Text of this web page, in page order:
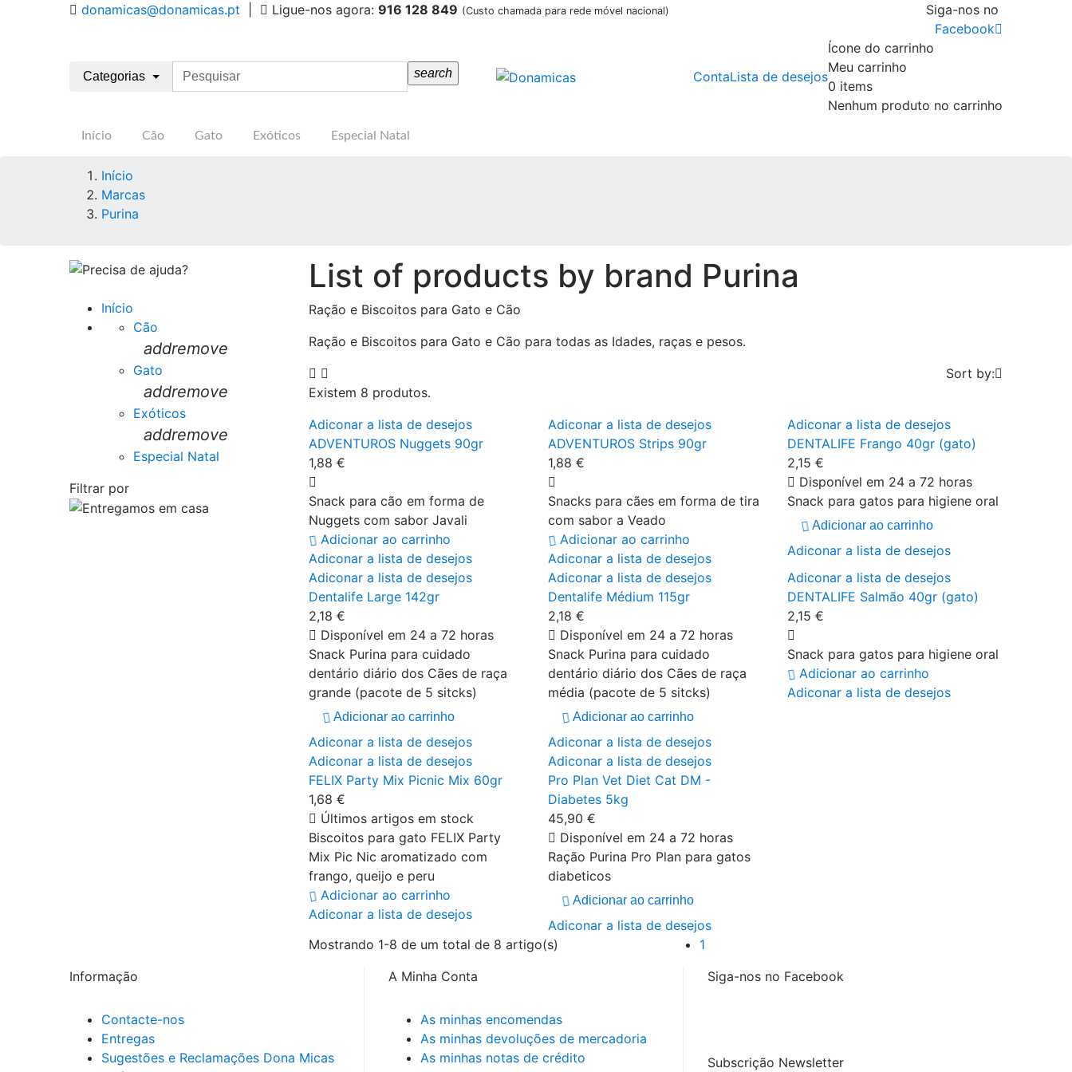
donamicas@donamicas.pt Ligue-nos agora: 916 128 849 (Custo chamada para rede móvel nacional)
Siga-nos no
Facebook
Categorias search ContaLista de desejos
Ícone do carrinho
Meu carrinho
0 items
Nenhum produto no carrinho
Início Cão Gato Exóticos Especial Natal
Início
Marcas
Purina
Início
Cão
addremove
Gato
addremove
Exóticos
addremove
Especial Natal
Filtrar por
List of products by brand Purina
Ração e Biscoitos para Gato e Cão
Ração e Biscoitos para Gato e Cão para todas as Idades, raças e pesos.
Existem 8 produtos.
Sort by:
Adiconar a lista de desejos
ADVENTUROS Nuggets 90gr
1,88 €
Snack para cão em forma de
Nuggets com sabor Javali
Adicionar ao carrinho
Adiconar a lista de desejos
Adiconar a lista de desejos
ADVENTUROS Strips 90gr
1,88 €
Snacks para cães em forma de tira
com sabor a Veado
Adicionar ao carrinho
Adiconar a lista de desejos
Adiconar a lista de desejos
DENTALIFE Frango 40gr (gato)
2,15 €
Disponível em 24 a 72 horas
Snack para gatos para higiene oral
Adicionar ao carrinho
Adiconar a lista de desejos
Adiconar a lista de desejos
Dentalife Large 142gr
2,18 €
Disponível em 24 a 72 horas
Snack Purina para cuidado
dentário diário dos Cães de raça
grande (pacote de 5 sitcks)
Adicionar ao carrinho
Adiconar a lista de desejos
Adiconar a lista de desejos
Dentalife Médium 115gr
2,18 €
Disponível em 24 a 72 horas
Snack Purina para cuidado
dentário diário dos Cães de raça
média (pacote de 5 sitcks)
Adicionar ao carrinho
Adiconar a lista de desejos
Adiconar a lista de desejos
DENTALIFE Salmão 40gr (gato)
2,15 €
Snack para gatos para higiene oral
Adicionar ao carrinho
Adiconar a lista de desejos
Adiconar a lista de desejos
FELIX Party Mix Picnic Mix 60gr
1,68 €
Últimos artigos em stock
Biscoitos para gato FELIX Party
Mix Pic Nic aromatizado com
frango, queijo e peru
Adicionar ao carrinho
Adiconar a lista de desejos
Adiconar a lista de desejos
Pro Plan Vet Diet Cat DM -
Diabetes 5kg
45,90 €
Disponível em 24 a 72 horas
Ração Purina Pro Plan para gatos
diabeticos
Adicionar ao carrinho
Adiconar a lista de desejos
Mostrando 1-8 de um total de 8 artigo(s)
1
Informação
Contacte-nos
Entregas
Sugestões e Reclamações Dona Micas
A Minha Conta
As minhas encomendas
As minhas devoluções de mercadoria
As minhas notas de crédito
Siga-nos no Facebook
Subscrição Newsletter